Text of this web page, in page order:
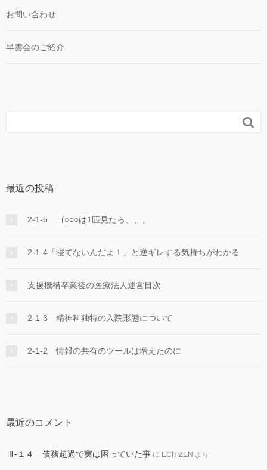
お問い合わせ
早雲会のご紹介

最近の投稿
2-1-5 ゴ○○○は1匹見たら、、、
2-1-4「寝てないんだよ！」と逆ギレする気持ちがわかる
支援機構卒業後の医療法人運営目次
2-1-3 精神科独特の入院形態について
2-1-2 情報の共有のツールは増えたのに
最近のコメント
Ⅲ-１４ 債務超過で実は困っていた事 に ECHIZEN より